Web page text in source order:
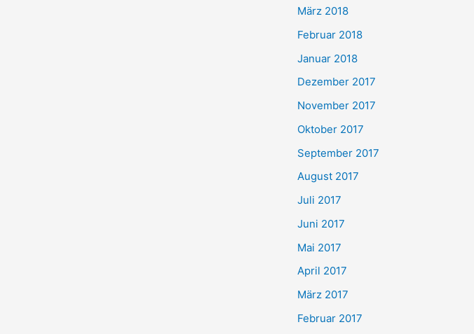
März 2018
Februar 2018
Januar 2018
Dezember 2017
November 2017
Oktober 2017
September 2017
August 2017
Juli 2017
Juni 2017
Mai 2017
April 2017
März 2017
Februar 2017